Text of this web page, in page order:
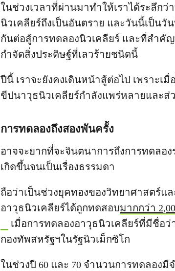
ในช่วงเวลาที่ผ่านมาทำให้เราได้ระลึก
นิวเคลียร์ถึงเป็นอันตราย และวันนี้เป็นวั
กันต่อสู้การทดลองนิวเคลียร์ และที่สำคั
กำจัดสิ่งประดิษฐ์ที่เลวร้ายชนิดนี้
ปีนี้ เราจะยังคงเดินหน้าสู้ต่อไป เพราะ
ขีปนาวุธนิวเคลียร์กำลังแพร่หลายและ
การทดลองถึงสองพันครั้ง
อาจจะยากที่จะจินตนาการถึงการทดลอ
เกิดขึ้นจนเป็นเรื่องธรรมดา
ถือว่าเป็นช่วงยุคทองของวิทยาศาสตร์แ
อาวุธนิวเคลียร์ได้ถูกทดสอบมากกว่า
เมื่อการทดลองอาวุธนิวเคลียร์ที่มีชื่อว่
กองทัพสหรัฐฯในรัฐนิวเม็กซิโก
ในช่วงปี 60 และ 70 จำนวนการทดลอง